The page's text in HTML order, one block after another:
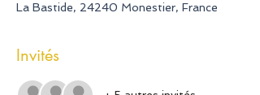
La Bastide, 24240 Monestier, France
Invités